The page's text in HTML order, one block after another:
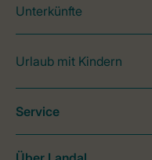
Unterkünfte
Urlaub mit Kindern
Service